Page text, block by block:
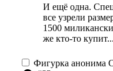
И ещё одна.
все узрели
1500
же кто-то купит...
Фигурка анонима